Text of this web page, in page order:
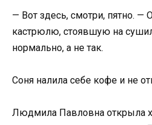
— Вот здесь, смотри, пятно. —
кастрюлю, стоявшую на
нормально, а не так.
Соня налила себе кофе и не
Людмила Павловна открыла